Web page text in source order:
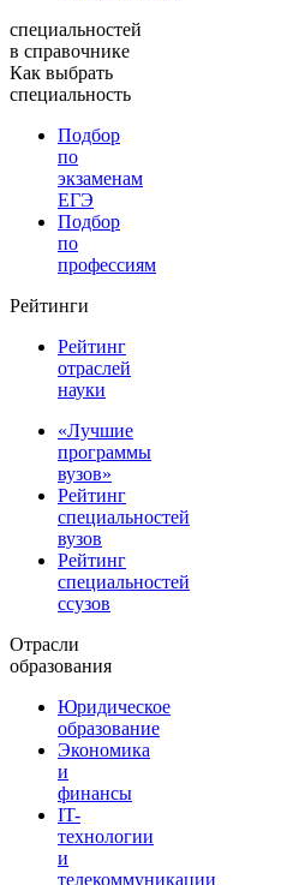
специальностей
в справочнике
Как выбрать
специальность
Подбор
по
экзаменам
ЕГЭ
Подбор
по
профессиям
Рейтинги
Рейтинг
отраслей
науки
«Лучшие
программы
вузов»
Рейтинг
специальностей
вузов
Рейтинг
специальностей
ссузов
Отрасли
образования
Юридическое
образование
Экономика
и
финансы
IT-
технологии
и
телекоммуникации